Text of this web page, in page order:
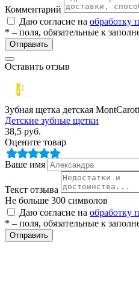
Комментарий
Даю согласие на обработку
* – поля, обязательные к
Отправить
Оставить отзыв
Зубная щетка детская
Детские зубные щетки
38,5 руб.
Оцените товар
Ваше имя
Текст отзыва
Не больше 300 символов
Даю согласие на обработку
* – поля, обязательные к
Отправить